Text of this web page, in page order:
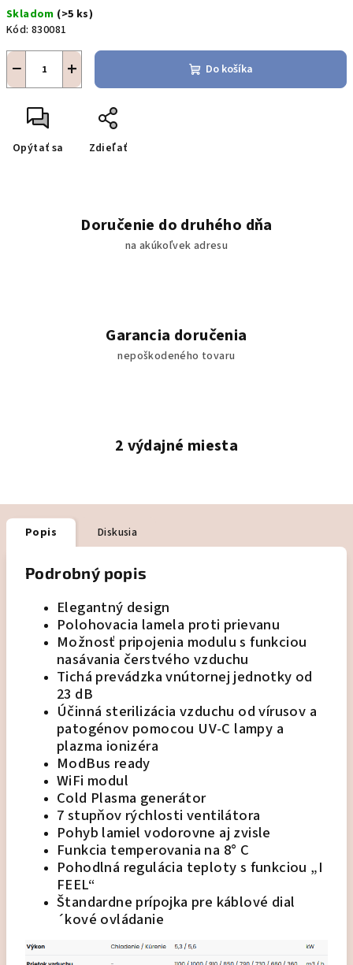
cena:
Skladom (>5 ks)
Kód: 830081
+
− Do košíka
Opýtať sa Zdieľať
Doručenie do druhého dňa
na akúkoľvek adresu
Garancia doručenia
nepoškodeného tovaru
2 výdajné miesta
Popis Diskusia
Podrobný popis
Elegantný design
Polohovacia lamela proti prievanu
Možnosť pripojenia modulu s funkciou
nasávania čerstvého vzduchu
Tichá prevádzka vnútornej jednotky od
23 dB
Účinná sterilizácia vzduchu od vírusov a
patogénov pomocou UV-C lampy a
plazma ionizéra
ModBus ready
WiFi modul
Cold Plasma generátor
7 stupňov rýchlosti ventilátora
Pohyb lamiel vodorovne aj zvisle
Funkcia temperovania na 8° C
Pohodlná regulácia teploty s funkciou „I
FEEL“
Štandardne prípojka pre káblové dial
´kové ovládanie